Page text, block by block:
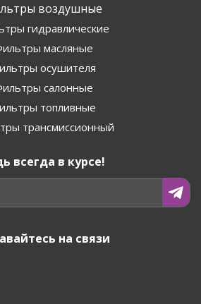
воздушные
гидравлические
масляные
осушителя
салонные
топливные
трансмиссионный
всегда в курсе!
на связи